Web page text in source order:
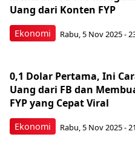
Ekonomi
Uang dari Konten FYP
Rabu, 5 Nov 2025 -
Ekonomi
0,1 Dolar Pertama, Ini
Uang dari FB dan
FYP yang Cepat Viral
Rabu, 5 Nov 2025 -